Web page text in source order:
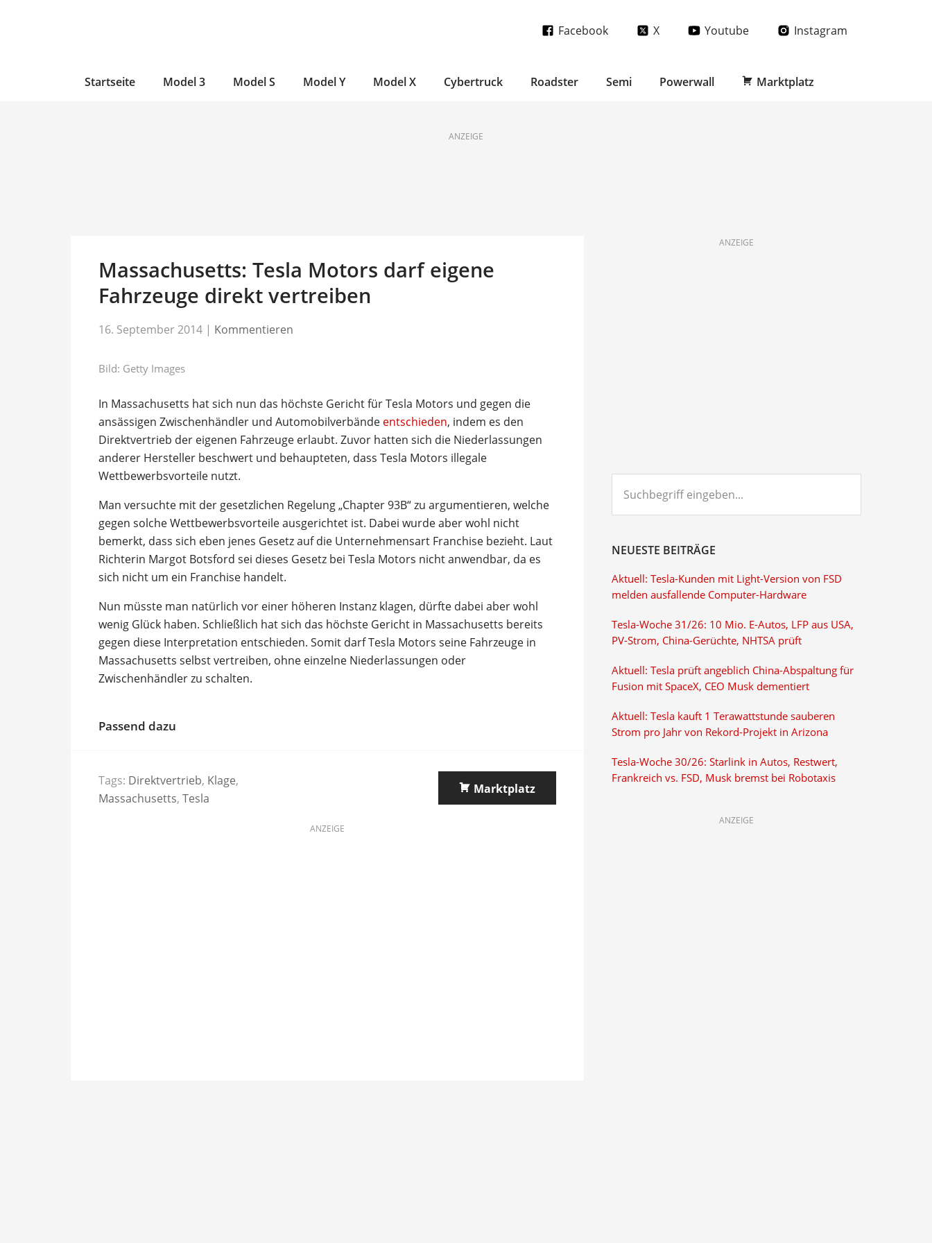
Facebook X Youtube Instagram
Startseite Model 3 Model S Model Y Model X Cybertruck Roadster Semi Powerwall Marktplatz
ANZEIGE
Massachusetts: Tesla Motors darf eigene
Fahrzeuge direkt vertreiben
16. September 2014 | Kommentieren
Bild: Getty Images
In Massachusetts hat sich nun das höchste Gericht für Tesla Motors und gegen die
ansässigen Zwischenhändler und Automobilverbände entschieden, indem es den
Direktvertrieb der eigenen Fahrzeuge erlaubt. Zuvor hatten sich die Niederlassungen
anderer Hersteller beschwert und behaupteten, dass Tesla Motors illegale
Wettbewerbsvorteile nutzt.
Man versuchte mit der gesetzlichen Regelung „Chapter 93B“ zu argumentieren, welche
gegen solche Wettbewerbsvorteile ausgerichtet ist. Dabei wurde aber wohl nicht
bemerkt, dass sich eben jenes Gesetz auf die Unternehmensart Franchise bezieht. Laut
Richterin Margot Botsford sei dieses Gesetz bei Tesla Motors nicht anwendbar, da es
sich nicht um ein Franchise handelt.
Nun müsste man natürlich vor einer höheren Instanz klagen, dürfte dabei aber wohl
wenig Glück haben. Schließlich hat sich das höchste Gericht in Massachusetts bereits
gegen diese Interpretation entschieden. Somit darf Tesla Motors seine Fahrzeuge in
Massachusetts selbst vertreiben, ohne einzelne Niederlassungen oder
Zwischenhändler zu schalten.
Passend dazu
Tags: Direktvertrieb, Klage,
Massachusetts, Tesla
Marktplatz
ANZEIGE
ANZEIGE
eingeben...
NEUESTE BEITRÄGE
Aktuell: Tesla-Kunden mit Light-Version von FSD
melden ausfallende Computer-Hardware
Tesla-Woche 31/26: 10 Mio. E-Autos, LFP aus USA,
PV-Strom, China-Gerüchte, NHTSA prüft
Aktuell: Tesla prüft angeblich China-Abspaltung für
Fusion mit SpaceX, CEO Musk dementiert
Aktuell: Tesla kauft 1 Terawattstunde sauberen
Strom pro Jahr von Rekord-Projekt in Arizona
Tesla-Woche 30/26: Starlink in Autos, Restwert,
Frankreich vs. FSD, Musk bremst bei Robotaxis
ANZEIGE